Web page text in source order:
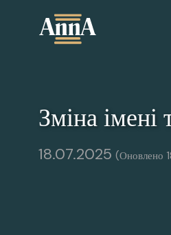
Зміна імені
18.07.2025